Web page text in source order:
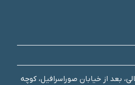
بعد از خیابان صوراسرافیل، کوچه